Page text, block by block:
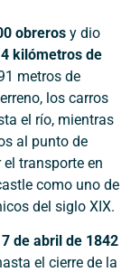
obreros y dio
4 kilómetros de
metros de
los carros
el río, mientras
al punto de
transporte en
como uno de
del siglo XIX.
7 de abril de 1842
el cierre de la